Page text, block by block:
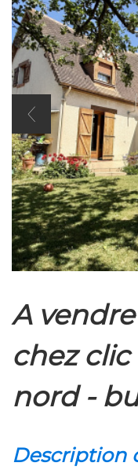
a vendre - uniquement
chez
nord -
description